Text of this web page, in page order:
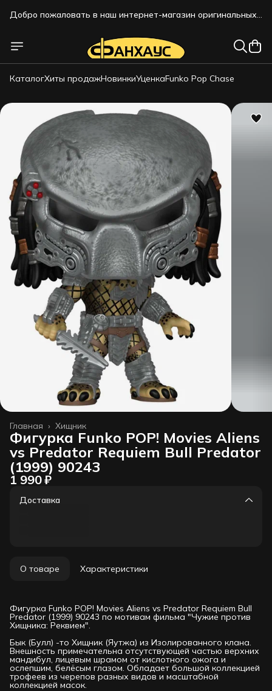
Добро пожаловать в наш интернет-магазин оригинальных
Добро пожаловать в наш интернет-магазин оригинальных
коллекционных фигурок!!!
КаталогХиты продажНовинкиУценкаFunko Pop Chase
Хищник
Главная ›
Фигурка Funko POP! Movies Aliens
vs Predator Requiem Bull Predator
(1999) 90243
1 990 ₽
Доставка
О товаре Характеристики
Фигурка Funko POP! Movies Aliens vs Predator Requiem Bull
Predator (1999) 90243 по мотивам фильма "Чужие против
Хищника: Реквием".
Бык (Булл) -то Хищник (Яутжа) из Изолированного клана.
Внешность примечательна отсутствующей частью верхних
мандибул, лицевым шрамом от кислотного ожога и
ослепшим, белёсым глазом. Обладает большой коллекцией
трофеев из черепов разных видов и масштабной
коллекцией масок.